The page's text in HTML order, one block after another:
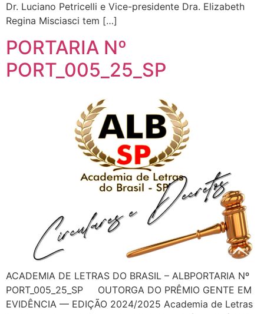
Dr. Luciano Petricelli e Vice-presidente Dra. Elizabeth
Regina Misciasci tem […]
PORTARIA Nº
PORT_005_25_SP
ACADEMIA DE LETRAS DO BRASIL – ALBPORTARIA Nº
PORT_005_25_SP OUTORGA DO PRÊMIO GENTE EM
EVIDÊNCIA — EDIÇÃO 2024/2025 Academia de Letras